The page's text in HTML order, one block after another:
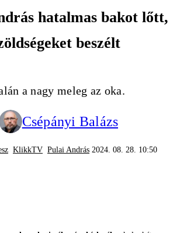
hatalmas bakot lőtt,
beszélt
a nagy meleg az oka.
Csépányi Balázs
KlikkTV Pulai András 2024. 08. 28. 10:50